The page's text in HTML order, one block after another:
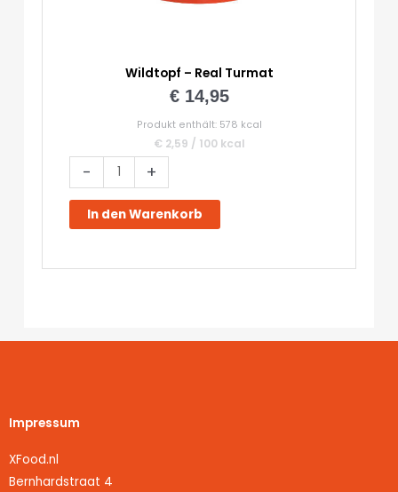
Wildtopf – Real Turmat
€14,95
Produkt enthält: 578 kcal
€ 2,59 / 100 kcal
-
Wildtopf
-
Real
Turmat
+
In den Warenkorb
Impressum
XFood.nl
Bernhardstraat 4